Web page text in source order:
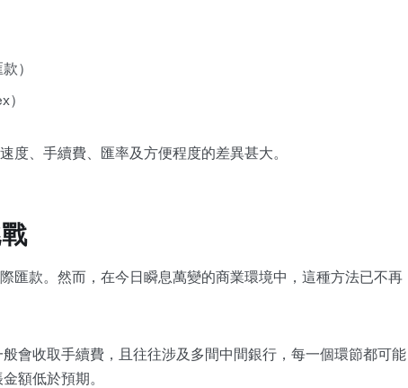
）
度、手續費、匯率及方便程度的差異甚大。
匯款。然而，在今日瞬息萬變的商業環境中，這種方法已不再
會收取手續費，且往往涉及多間中間銀行，每一個環節都可能
額低於預期。